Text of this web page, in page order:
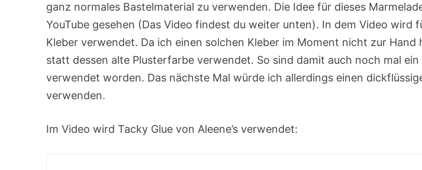
ganz normales Bastelmaterial zu verwenden. Die Idee für dieses
YouTube gesehen (Das Video findest du weiter unten). In dem Video wird
Kleber verwendet. Da ich einen solchen Kleber im Moment nicht zur Hand
statt dessen alte Plusterfarbe verwendet. So sind damit auch noch mal ein
verwendet worden. Das nächste Mal würde ich allerdings einen
verwenden.
Im Video wird Tacky Glue von Aleene’s verwendet: